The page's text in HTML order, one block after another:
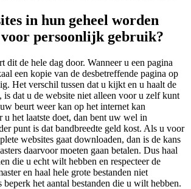
in hun geheel worden
voor persoonlijk gebruik?
dit de hele dag door. Wanneer u een pagina
een kopie van de desbetreffende pagina op
Het verschil tussen dat u kijkt en u haalt de
is dat u de website niet alleen voor u zelf kunt
beurt weer kan op het internet kan
u het laatste doet, dan bent uw wel in
punt is dat bandbreedte geld kost. Als u voor
websites gaat downloaden, dan is de kans
daarvoor moeten gaan betalen. Dus haal
die u echt wilt hebben en respecteer de
en haal hele grote bestanden niet
beperk het aantal bestanden die u wilt hebben.